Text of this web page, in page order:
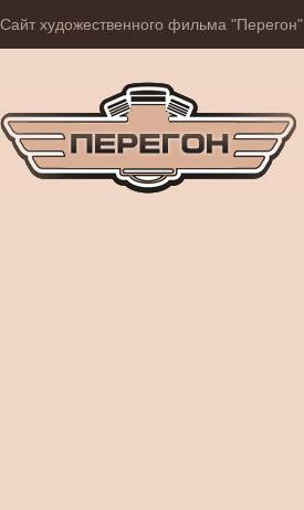
Сайт художественного фильма "Перегон"